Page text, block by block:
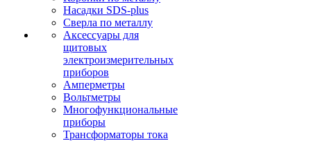
Насадки SDS-plus
Сверла по металлу
Аксессуары для
щитовых
электроизмерительных
приборов
Амперметры
Вольтметры
Многофункциональные
приборы
Трансформаторы тока